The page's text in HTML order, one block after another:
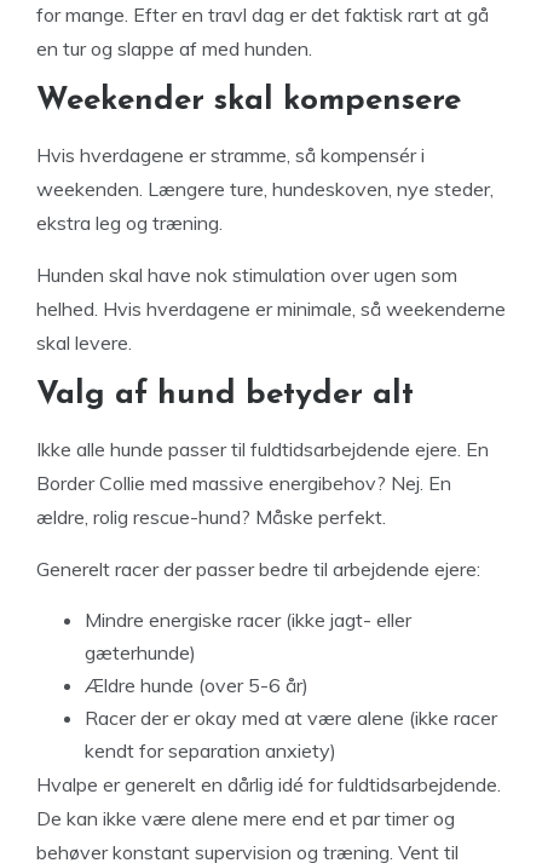
for mange. Efter en travl dag er det faktisk rart at gå
en tur og slappe af med hunden.
Weekender skal kompensere
Hvis hverdagene er stramme, så kompensér i
weekenden. Længere ture, hundeskoven, nye steder,
ekstra leg og træning.
Hunden skal have nok stimulation over ugen som
helhed. Hvis hverdagene er minimale, så weekenderne
skal levere.
Valg af hund betyder alt
Ikke alle hunde passer til fuldtidsarbejdende ejere. En
Border Collie med massive energibehov? Nej. En
ældre, rolig rescue-hund? Måske perfekt.
Generelt racer der passer bedre til arbejdende ejere:
Mindre energiske racer (ikke jagt- eller
gæterhunde)
Ældre hunde (over 5-6 år)
Racer der er okay med at være alene (ikke racer
kendt for separation anxiety)
Hvalpe er generelt en dårlig idé for fuldtidsarbejdende.
De kan ikke være alene mere end et par timer og
behøver konstant supervision og træning. Vent til